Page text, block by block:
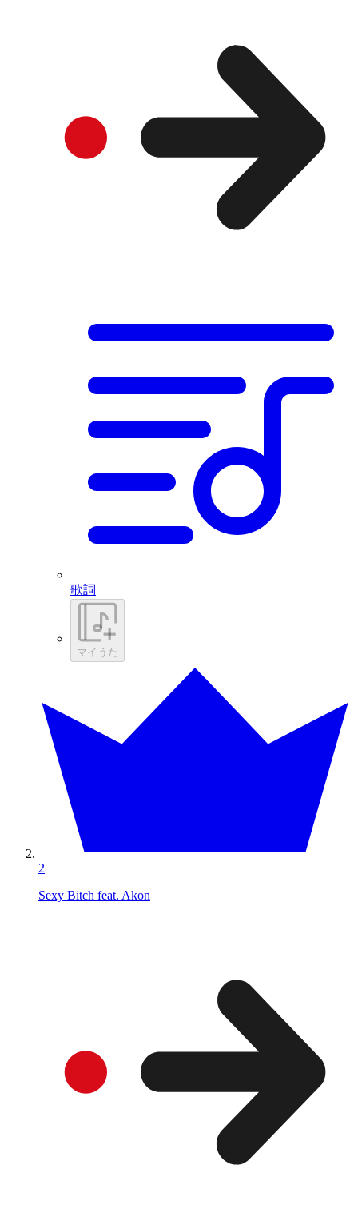
歌詞
マイうた
2
Sexy Bitch feat. Akon